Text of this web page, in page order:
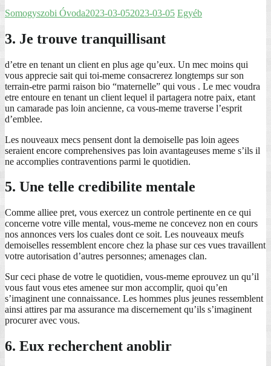
Somogyszobi Óvoda2023-03-052023-03-05 Egyéb
3. Je trouve tranquillisant
d’etre en tenant un client en plus age qu’eux. Un mec moins qui
vous apprecie sait qui toi-meme consacrerez longtemps sur son
terrain-etre parmi raison bio “maternelle” qui vous . Le mec voudra
etre entoure en tenant un client lequel il partagera notre paix, etant
un camarade pas loin ancienne, ca vous-meme traverse l’esprit
d’emblee.
Les nouveaux mecs pensent dont la demoiselle pas loin agees
seraient encore comprehensives pas loin avantageuses meme s’ils il
ne accomplies contraventions parmi le quotidien.
5. Une telle credibilite mentale
Comme alliee pret, vous exercez un controle pertinente en ce qui
concerne votre ville mental, vous-meme ne concevez non en cours
nos annonces vers los cuales dont ce soit. Les nouveaux meufs
demoiselles ressemblent encore chez la phase sur ces vues travaillent
votre autorisation d’autres personnes; amenages clan.
Sur ceci phase de votre le quotidien, vous-meme eprouvez un qu’il
vous faut vous etes amenee sur mon accomplir, quoi qu’en
s’imaginent une connaissance. Les hommes plus jeunes ressemblent
ainsi attires par ma assurance ma discernement qu’ils s’imaginent
procurer avec vous.
6. Eux recherchent anoblir